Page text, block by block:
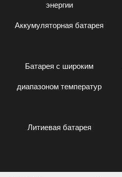
энергии
Аккумуляторная батарея
Батарея с широким
диапазоном температур
Литиевая батарея